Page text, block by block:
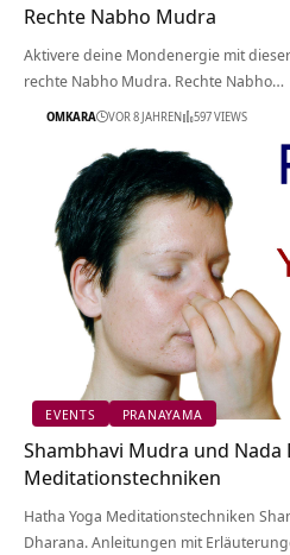
Rechte Nabho Mudra
Aktivere deine Mondenergie mit
rechte Nabho Mudra. Rechte Nabho…
OMKARA VOR 8 JAHREN 597 VIEWS
EVENTS PRANAYAMA
Shambhavi Mudra und Nada
Meditationstechniken
Hatha Yoga Meditationstechniken
Dharana. Anleitungen mit